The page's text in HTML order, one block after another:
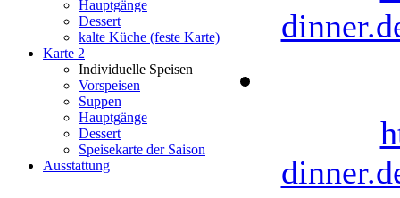
Hauptgänge
Dessert
kalte Küche (feste Karte)
Karte 2
Individuelle Speisen
Vorspeisen
Suppen
Hauptgänge
Dessert
Speisekarte der Saison
Ausstattung